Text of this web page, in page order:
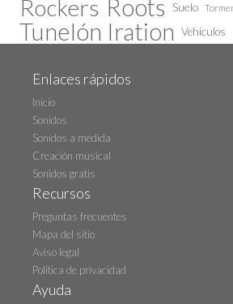
Rockers Roots Suelo
Tunelón Iration Vehículos
Enlaces rápidos
Inicio
Sonidos
Sonidos a medida
Creación musical
Sonidos gratis
Recursos
Preguntas frecuentes
Mapa del sitio
Aviso legal
Política de privacidad
Ayuda